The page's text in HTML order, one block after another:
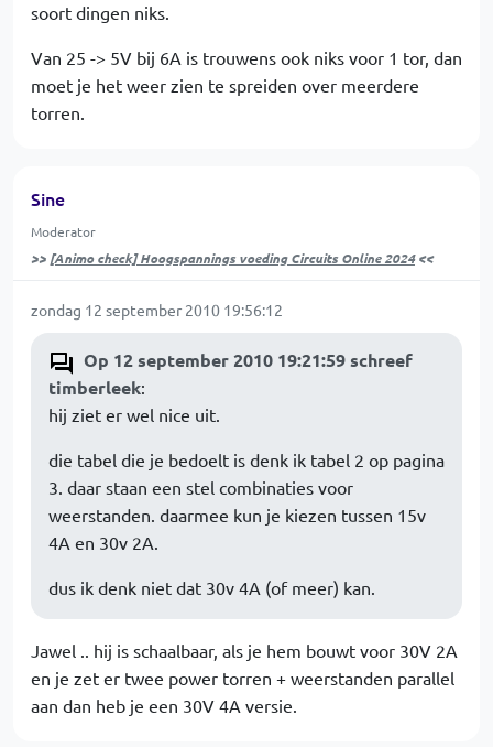
soort dingen niks.
Van 25 -> 5V bij 6A is trouwens ook niks voor 1 tor, dan
moet je het weer zien te spreiden over meerdere
torren.
Sine
Moderator
>> [Animo check] Hoogspannings voeding Circuits Online 2024<<
zondag 12 september 2010 19:56:12
Op 12 september 2010 19:21:59 schreef
timberleek:
hij ziet er wel nice uit.
die tabel die je bedoelt is denk ik tabel 2 op pagina
3. daar staan een stel combinaties voor
weerstanden. daarmee kun je kiezen tussen 15v
4A en 30v 2A.
dus ik denk niet dat 30v 4A (of meer) kan.
Jawel .. hij is schaalbaar, als je hem bouwt voor 30V 2A
en je zet er twee power torren + weerstanden parallel
aan dan heb je een 30V 4A versie.